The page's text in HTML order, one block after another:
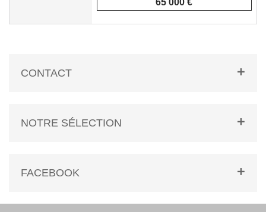
65 000 €
CONTACT
NOTRE SÉLECTION
FACEBOOK